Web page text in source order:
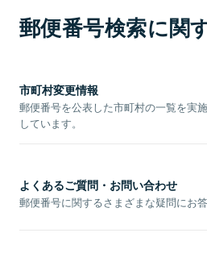
郵便番号検索に関
市町村変更情報
郵便番号を公表した市町村の一覧を実
しています。
よくあるご質問・お問い合わせ
郵便番号に関するさまざまな疑問にお答